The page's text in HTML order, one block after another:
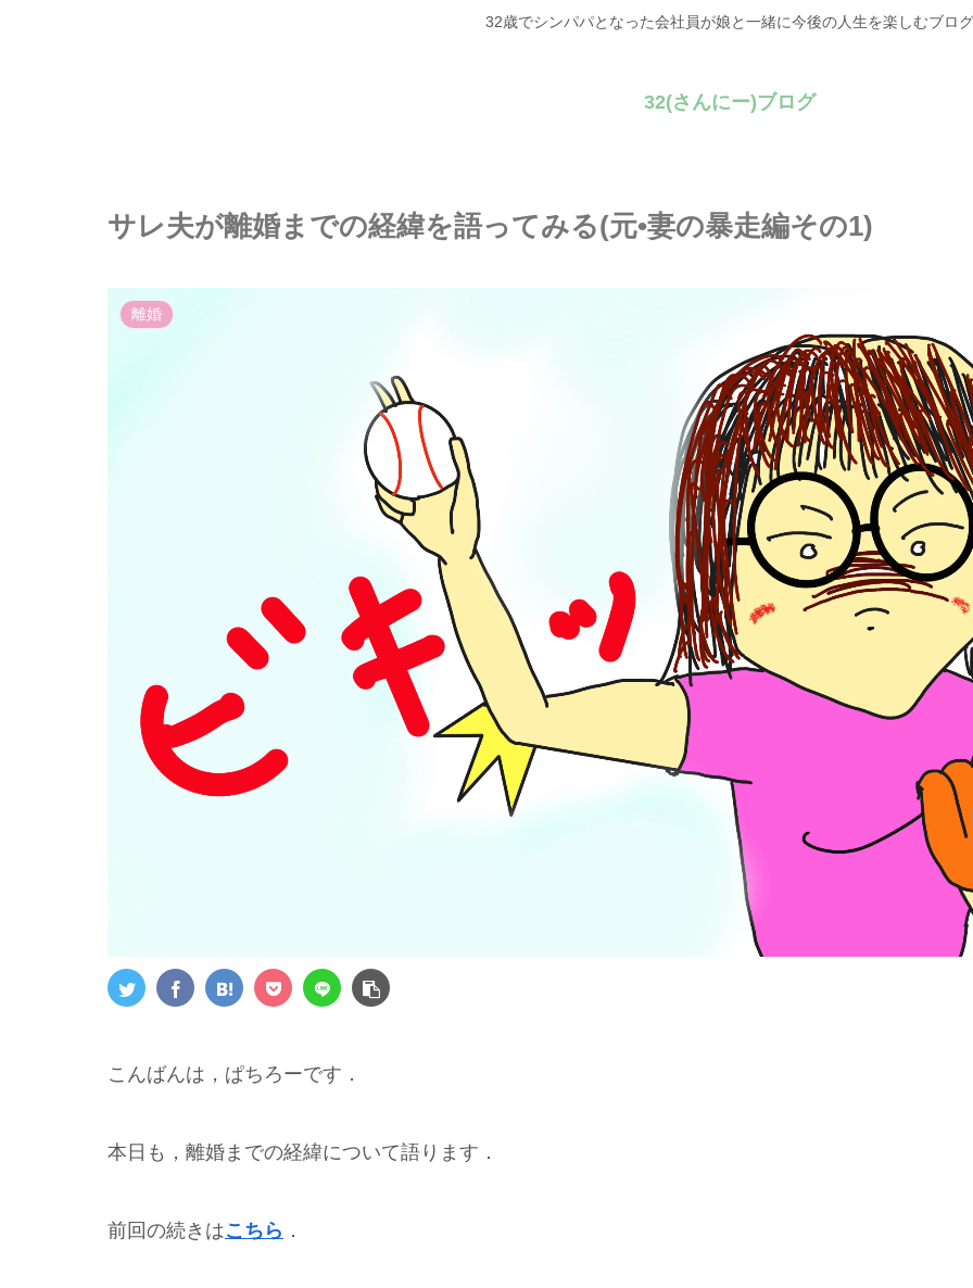
32歳でシンパパとなった会社員が娘と一緒に今後の人生を楽しむブログ
32(さんにー)ブログ
サレ夫が離婚までの経緯を語ってみる(元•妻の暴走編その1)
離婚
こんばんは，ぱちろーです．
本日も，離婚までの経緯について語ります．
前回の続きはこちら ．